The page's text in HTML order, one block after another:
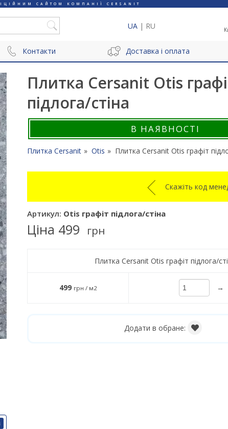
САЙТОМ КОМПАНІЇ CERSANIT
UA | RU
Контакти Доставка і оплата
Плитка Cersanit Otis
підлога/стіна
В НАЯВНОСТІ
Плитка Cersanit Otis Плитка Cersanit Otis графіт
Скажіть код
Артикул: Otis графіт підлога/стіна
Ціна 499 грн
Плитка Cersanit Otis графіт підлога/
499 грн / м2 →
Додати в обране: